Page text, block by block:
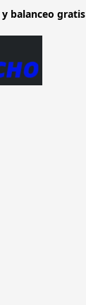
balanceo gratis